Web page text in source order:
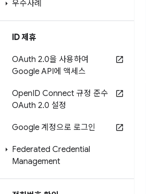
우수사례
ID 제휴
OAuth 2.0을 사용하여
Google API에 액세스
OpenID Connect 규정 준수
OAuth 2.0 설정
Google 계정으로 로그인
Federated Credential
Management